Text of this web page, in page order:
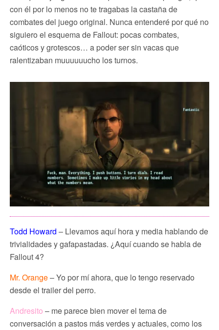
con él por lo menos no te tragabas la castaña de
combates del juego original. Nunca entenderé por qué no
siguiero el esquema de Fallout: pocas combates,
caóticos y grotescos… a poder ser sin vacas que
ralentizaban muuuuuucho los turnos.
Todd Howard – Llevamos aquí hora y media hablando de
trivialidades y gafapastadas. ¿Aquí cuando se habla de
Fallout 4?
Mr. Orange– Yo por mí ahora, que lo tengo reservado
desde el trailer del perro.
Andresito – me parece bien mover el tema de
conversación a pastos más verdes y actuales, como los